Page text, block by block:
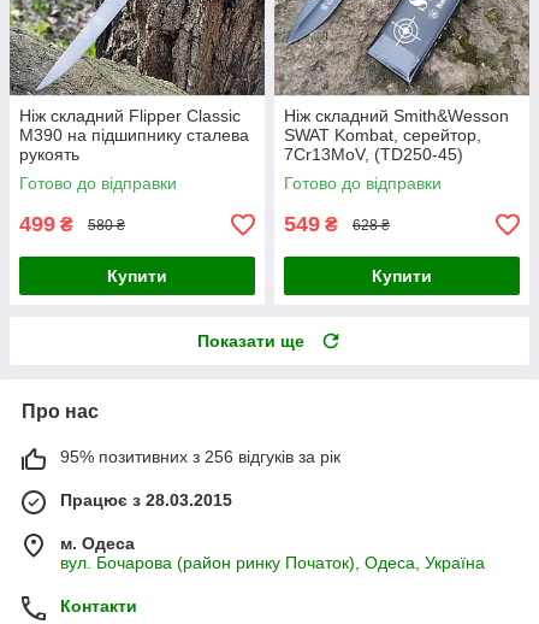
Ніж складний Flipper Classic
M390 на підшипнику сталева
рукоять
Готово до відправки
499 ₴ 580 ₴
Купити
Ніж складний Smith&Wesson
SWAT Kombat, серейтор,
7Cr13MoV, (TD250-45)
Готово до відправки
549 ₴ 628 ₴
Купити
Показати ще
Про нас
95% позитивних з 256 відгуків за рік
Працює з 28.03.2015
м. Одеса
вул. Бочарова (район ринку Початок), Одеса, Україна
Контакти